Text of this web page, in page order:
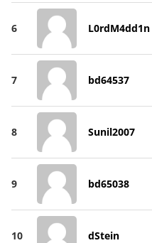
6 L0rdM4dd1n
7 bd64537
8 Sunil2007
9 bd65038
10 dStein